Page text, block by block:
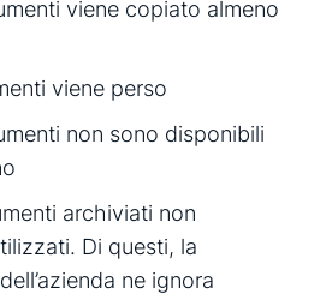
viene copiato almeno
viene perso
non sono disponibili
archiviati non
Di questi, la
ne ignora